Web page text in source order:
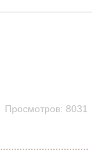
Просмотров: 8031